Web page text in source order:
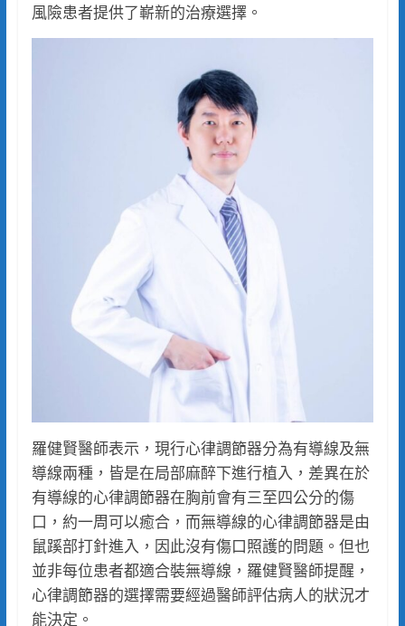
風險患者提供了嶄新的治療選擇。
羅健賢醫師表示，現行心律調節器分為有導線及無
導線兩種，皆是在局部麻醉下進行植入，差異在於
有導線的心律調節器在胸前會有三至四公分的傷
口，約一周可以癒合，而無導線的心律調節器是由
鼠蹊部打針進入，因此沒有傷口照護的問題。但也
並非每位患者都適合裝無導線，羅健賢醫師提醒，
心律調節器的選擇需要經過醫師評估病人的狀況才
能決定。